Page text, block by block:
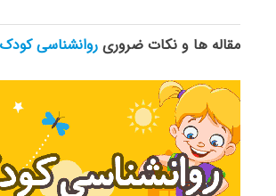
مقاله ها و نکات ضروری روانشناسی کودک